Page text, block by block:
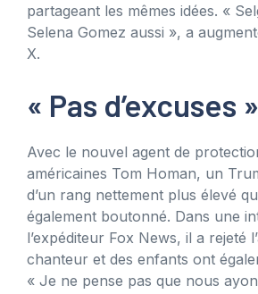
partageant les mêmes idées. «
Selena Gomez aussi », a
X.
« Pas d’excuses »
Avec le nouvel agent de
américaines Tom Homan, un
d’un rang nettement plus élevé
également boutonné. Dans une
l’expéditeur Fox News, il a rejeté
chanteur et des enfants ont
« Je ne pense pas que nous